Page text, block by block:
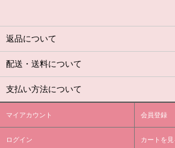
返品について
配送・送料について
支払い方法について
マイアカウント 会員登録
ログイン カートを見